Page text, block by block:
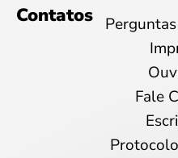
Contatos
Fale